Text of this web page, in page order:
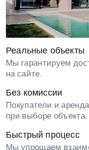
Реальные объекты
Мы гарантируем
на сайте.
Без комиссии
Покупатели и
при выборе объекта.
Быстрый процесс
Мы упрощаем